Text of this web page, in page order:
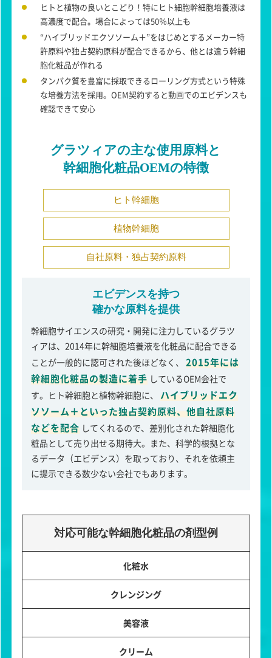
ヒトと植物の良いとこどり！特にヒト細胞幹細胞培養液は
高濃度で配合。場合によっては50％以上も
“ハイブリッドエクソソーム＋”をはじめとするメーカー特
許原料や独占契約原料が配合できるから、他とは違う幹細
胞化粧品が作れる
タンパク質を豊富に採取できるローリング方式という特殊
な培養方法を採用。OEM契約すると動画でのエビデンスも
確認できて安心
グラツィアの主な使用原料と
幹細胞化粧品OEMの特徴
ヒト幹細胞
植物幹細胞
自社原料・独占契約原料
エビデンスを持つ
確かな原料を提供
幹細胞サイエンスの研究・開発に注力しているグラツ
ィアは、2014年に幹細胞培養液を化粧品に配合できる
ことが一般的に認可された後ほどなく、
2015年には
幹細胞化粧品の製造に着手 しているOEM会社で
す。ヒト幹細胞と植物幹細胞に、
ハイブリッドエク
ソソーム＋といった独占契約原料、他自社原料
などを配合 してくれるので、差別化された幹細胞化
粧品として売り出せる期待大。また、科学的根拠とな
るデータ（エビデンス）を取っており、それを依頼主
に提示できる数少ない会社でもあります。
対応可能な幹細胞化粧品の剤型例
化粧水
クレンジング
美容液
クリーム